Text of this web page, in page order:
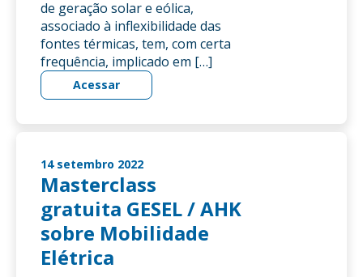
de geração solar e eólica,
associado à inflexibilidade das
fontes térmicas, tem, com certa
frequência, implicado em […]
Acessar
14 setembro 2022
Masterclass
gratuita GESEL / AHK
sobre Mobilidade
Elétrica